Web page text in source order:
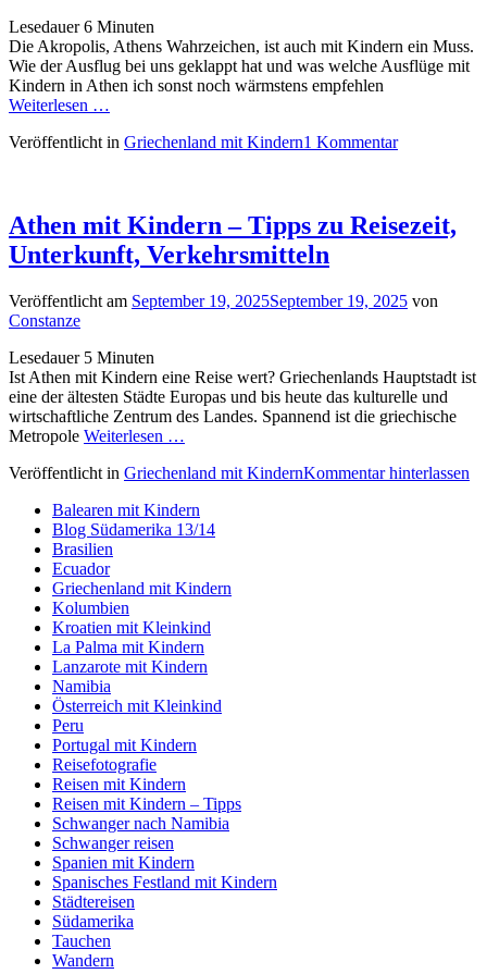
Lesedauer 6 Minuten
Die Akropolis, Athens Wahrzeichen, ist auch mit Kindern ein Muss.
Wie der Ausflug bei uns geklappt hat und was welche Ausflüge mit
Kindern in Athen ich sonst noch wärmstens empfehlen
Weiterlesen …
Veröffentlicht in Griechenland mit Kindern1 Kommentar
Athen mit Kindern – Tipps zu Reisezeit,
Unterkunft, Verkehrsmitteln
Veröffentlicht am September 19, 2025September 19, 2025 von
Constanze
Lesedauer 5 Minuten
Ist Athen mit Kindern eine Reise wert? Griechenlands Hauptstadt ist
eine der ältesten Städte Europas und bis heute das kulturelle und
wirtschaftliche Zentrum des Landes. Spannend ist die griechische
Metropole Weiterlesen …
Veröffentlicht in Griechenland mit KindernKommentar hinterlassen
Balearen mit Kindern
Blog Südamerika 13/14
Brasilien
Ecuador
Griechenland mit Kindern
Kolumbien
Kroatien mit Kleinkind
La Palma mit Kindern
Lanzarote mit Kindern
Namibia
Österreich mit Kleinkind
Peru
Portugal mit Kindern
Reisefotografie
Reisen mit Kindern
Reisen mit Kindern – Tipps
Schwanger nach Namibia
Schwanger reisen
Spanien mit Kindern
Spanisches Festland mit Kindern
Städtereisen
Südamerika
Tauchen
Wandern